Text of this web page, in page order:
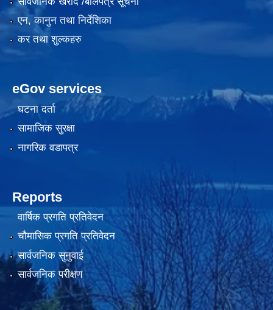
एन, कानुन तथा निर्देशिका
कर तथा शुल्कहरु
eGov services
घटना दर्ता
सामाजिक सुरक्षा
नागरिक वडापत्र
Reports
वार्षिक प्रगति प्रतिवेदन
चौमासिक प्रगति प्रतिवेदन
सार्वजनिक सुनुवाई
सार्वजनिक परीक्षण